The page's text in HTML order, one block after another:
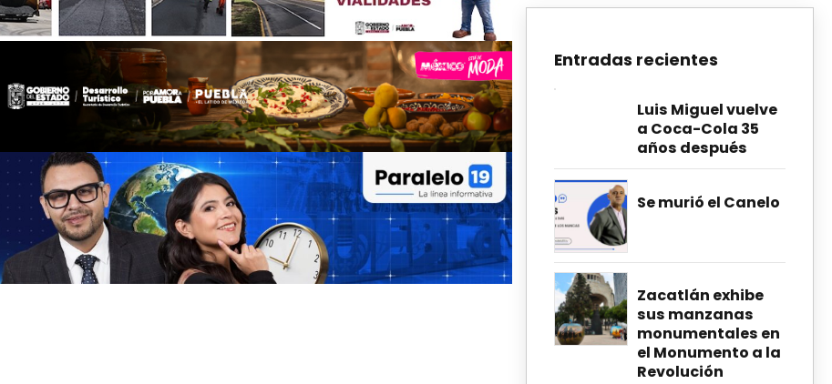
Entradas recientes
Luis Miguel vuelve
a Coca-Cola 35
años después
Se murió el Canelo
Zacatlán exhibe
sus manzanas
monumentales en
el Monumento a la
Revolución